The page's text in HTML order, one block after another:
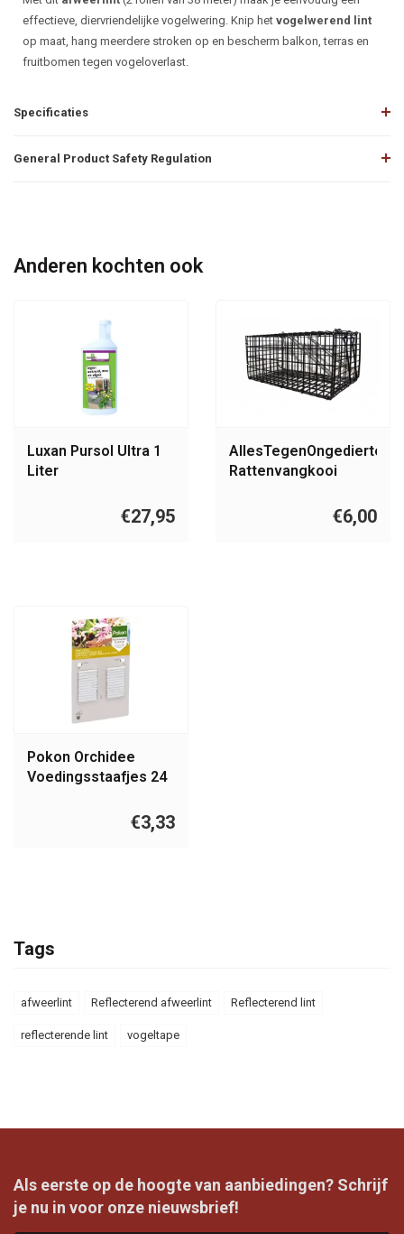
effectieve, diervriendelijke vogelwering. Knip het vogelwerend lint
op maat, hang meerdere stroken op en bescherm balkon, terras en
fruitbomen tegen vogeloverlast.
Specificaties
General Product Safety Regulation
Anderen kochten ook
Luxan Pursol Ultra 1
Liter
€27,95
AllesTegenOngedierte.nl
Rattenvangkooi
€6,00
Pokon Orchidee
Voedingsstaafjes 24
€3,33
Tags
afweerlint Reflecterend afweerlint Reflecterend lint
reflecterende lint vogeltape
Als eerste op de hoogte van aanbiedingen? Schrijf
je nu in voor onze nieuwsbrief!